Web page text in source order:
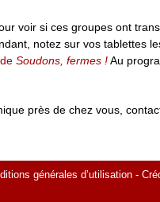
voir si ces groupes ont
notez sur vos tablettes
Soudons, fermes !Au
près de chez vous,
générales d’utilisation -